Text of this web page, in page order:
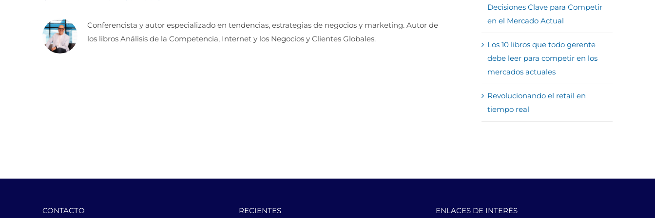
Conferencista y autor especializado en tendencias, estrategias de negocios y marketing. Autor de
los libros Análisis de la Competencia, Internet y los Negocios y Clientes Globales.
Decisiones Clave para Competir
en el Mercado Actual
Los 10 libros que todo gerente
debe leer para competir en los
mercados actuales
Revolucionando el retail en
tiempo real
CONTACTO RECIENTES ENLACES DE INTERÉS